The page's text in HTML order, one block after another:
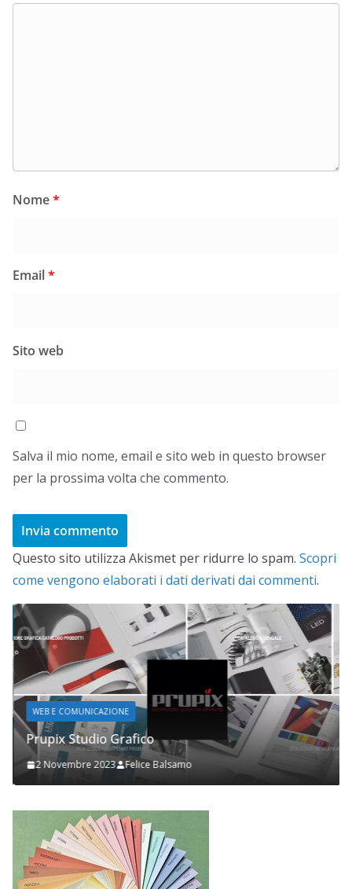
Nome*
Email*
Sito web
Salva il mio nome, email e sito web in questo browser
per la prossima volta che commento.
Questo sito utilizza Akismet per ridurre lo spam. Scopri
come vengono elaborati i dati derivati dai commenti.
WEB E COMUNICAZIONE
Prupix Studio Grafico
2 Novembre 2023 Felice Balsamo